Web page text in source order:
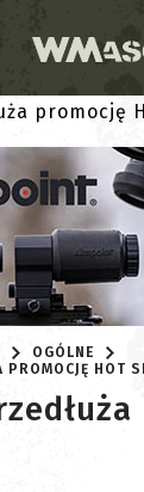
OGÓLNE
PROMOCJĘ HOT